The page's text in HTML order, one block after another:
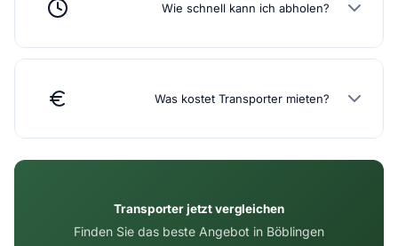
Wie schnell kann ich abholen?
Was kostet Transporter mieten?
Transporter jetzt vergleichen
Finden Sie das beste Angebot in Böblingen